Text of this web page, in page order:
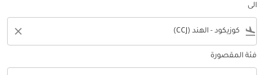
الى
flight_land
close
فئة المقصورة